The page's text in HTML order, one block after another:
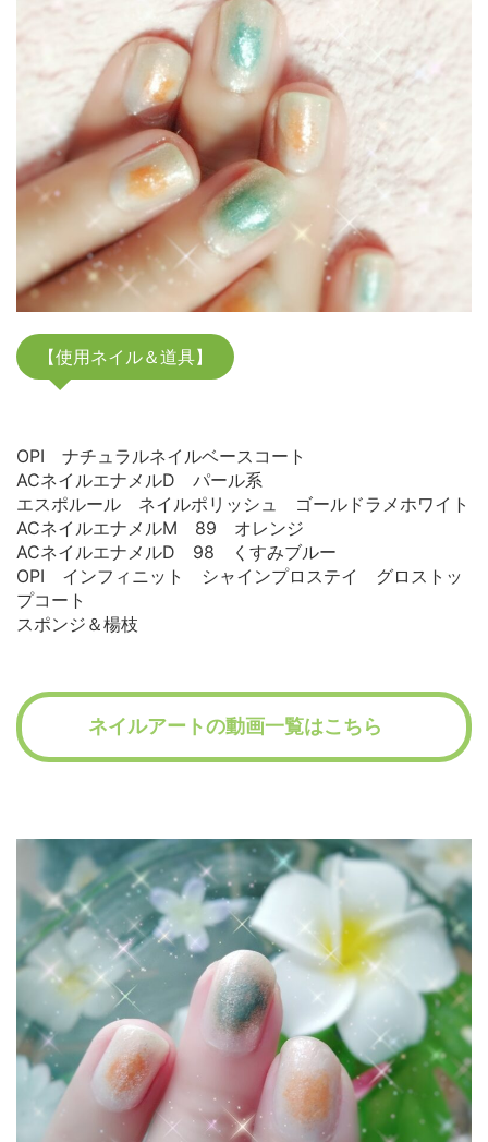
【使用ネイル＆道具】
OPI ナチュラルネイルベースコート
ACネイルエナメルD パール系
エスポルール ネイルポリッシュ ゴールドラメホワイト
ACネイルエナメルM 89 オレンジ
ACネイルエナメルD 98 くすみブルー
OPI インフィニット シャインプロステイ グロストッ
プコート
スポンジ＆楊枝
ネイルアートの動画一覧はこちら